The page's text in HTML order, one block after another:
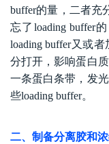
buffer的量，二者充
忘了 loading buffer
loading buffer又或者
分打开，影响蛋白质
一条蛋白条带，发
些loading buffer。
二、制备分离胶和